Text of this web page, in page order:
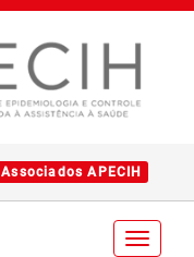
Associados APECIH
Toggle